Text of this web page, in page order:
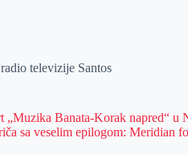
televizije Santos
„Muzika Banata-Korak napred“ u
sa veselim epilogom: Meridian